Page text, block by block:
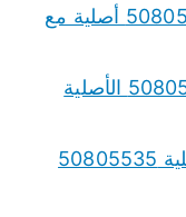
قطع غيار دومي Domi الكويت 50805535 أصلية مع
قطع غيار جيلي Geely الكويت 50805535 الأصلية
قطع غيار جيتور Jetour بالكويت أصلية 50805535